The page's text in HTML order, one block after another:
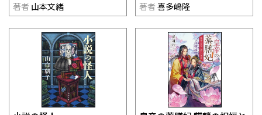
著者 山本文緒 著者 喜多嶋隆